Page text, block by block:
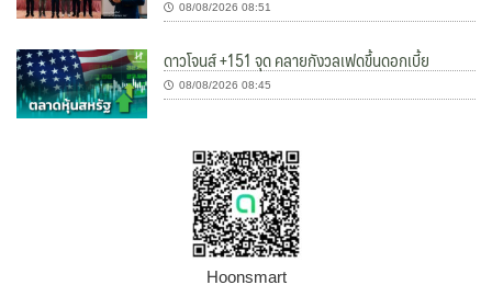
08/08/2026 08:51
ดาวโจนส์ +151 จุด คลายกังวลเฟดขึ้นดอกเบี้ย
08/08/2026 08:45
Hoonsmart